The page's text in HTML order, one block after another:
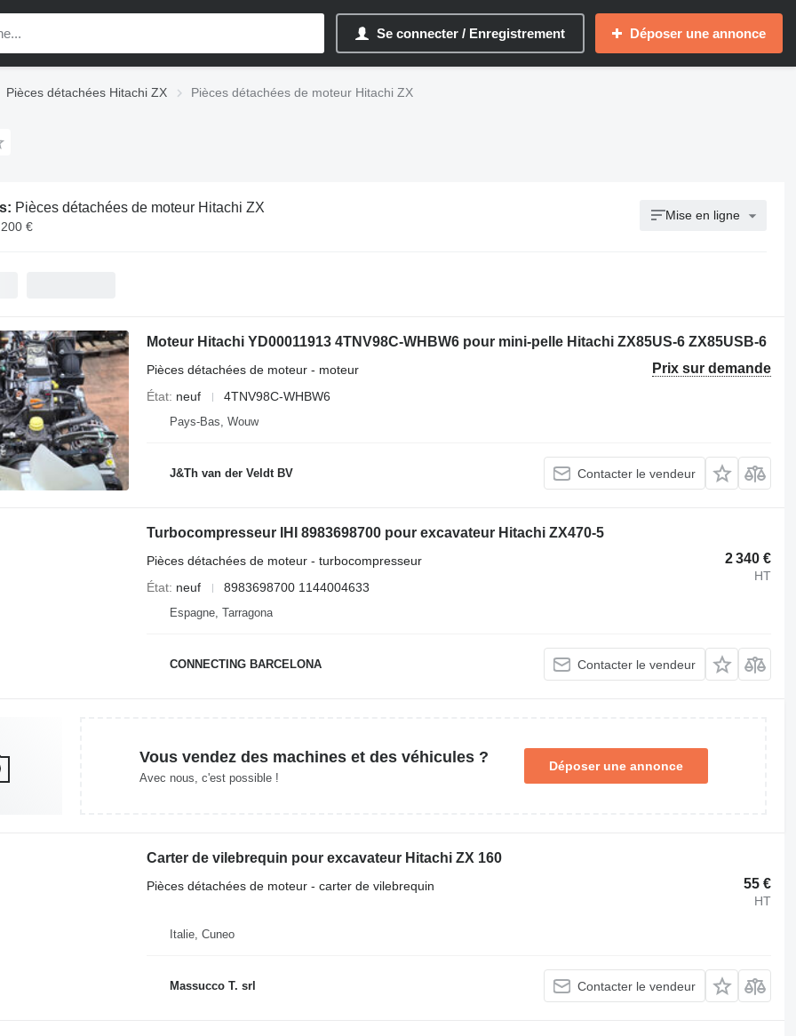
Se connecter / Enregistrement Déposer une annonce
Pièces détachées Hitachi ZX Pièces détachées de moteur Hitachi ZX
Pièces détachées de moteur Hitachi ZX
€
Mise en ligne
Moteur Hitachi YD00011913 4TNV98C-WHBW6 pour mini-pelle Hitachi ZX85US-6 ZX85USB-6
Prix sur demande
Pièces détachées de moteur - moteur
État neuf 4TNV98C-WHBW6
Pays-Bas, Wouw
J&Th van der Veldt BV Contacter le vendeur
Turbocompresseur IHI 8983698700 pour excavateur Hitachi ZX470-5
2 340 €
HT
Pièces détachées de moteur - turbocompresseur
État neuf 8983698700 1144004633
Espagne, Tarragona
CONNECTING BARCELONA Contacter le vendeur
Vous vendez des machines et des véhicules ?
Avec nous, c'est possible !
Déposer une annonce
Carter de vilebrequin pour excavateur Hitachi ZX 160
55 €
HT
Pièces détachées de moteur - carter de vilebrequin
Italie, Cuneo
Massucco T. srl Contacter le vendeur